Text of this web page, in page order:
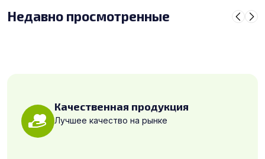
Недавно просмотренные
Качественная продукция
Лучшее качество на рынке